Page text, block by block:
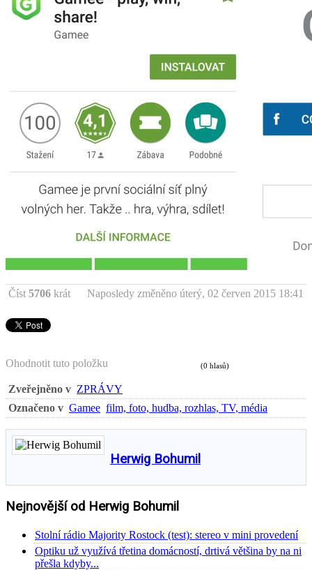
Číst 5706 krát Naposledy změněno úterý, 02 červen 2015 18:41
Ohodnotit tuto položku (0 hlasů)
Zveřejněno v ZPRÁVY
Označeno v Gamee film, foto, hudba, rozhlas, TV, média
Herwig Bohumil
Nejnovější od Herwig Bohumil
Stolní rádio Majority Rostock (test): stereo v mini provedení
Optiku už využívá třetina domácností, drtivá většina by na ni
přešla kdyby...